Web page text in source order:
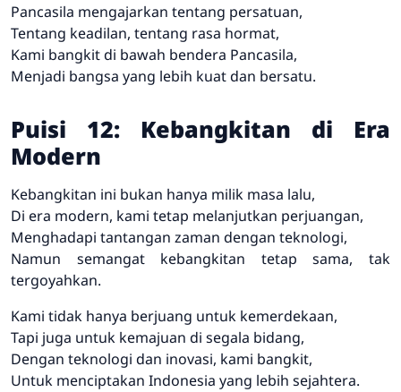
Pancasila mengajarkan tentang persatuan,
Tentang keadilan, tentang rasa hormat,
Kami bangkit di bawah bendera Pancasila,
Menjadi bangsa yang lebih kuat dan bersatu.
Puisi 12: Kebangkitan di Era
Modern
Kebangkitan ini bukan hanya milik masa lalu,
Di era modern, kami tetap melanjutkan perjuangan,
Menghadapi tantangan zaman dengan teknologi,
Namun semangat kebangkitan tetap sama, tak
tergoyahkan.
Kami tidak hanya berjuang untuk kemerdekaan,
Tapi juga untuk kemajuan di segala bidang,
Dengan teknologi dan inovasi, kami bangkit,
Untuk menciptakan Indonesia yang lebih sejahtera.